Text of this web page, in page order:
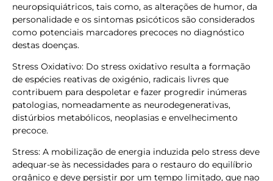
neuropsiquiátricos, tais como, as alterações de humor, da
personalidade e os sintomas psicóticos são considerados
como potenciais marcadores precoces no diagnóstico
destas doenças.
Stress Oxidativo: Do stress oxidativo resulta a formação
de espécies reativas de oxigénio, radicais livres que
contribuem para despoletar e fazer progredir inúmeras
patologias, nomeadamente as neurodegenerativas,
distúrbios metabólicos, neoplasias e envelhecimento
precoce.
Stress: A mobilização de energia induzida pelo stress deve
adequar-se às necessidades para o restauro do equilíbrio
orgânico e deve persistir por um tempo limitado, que nao